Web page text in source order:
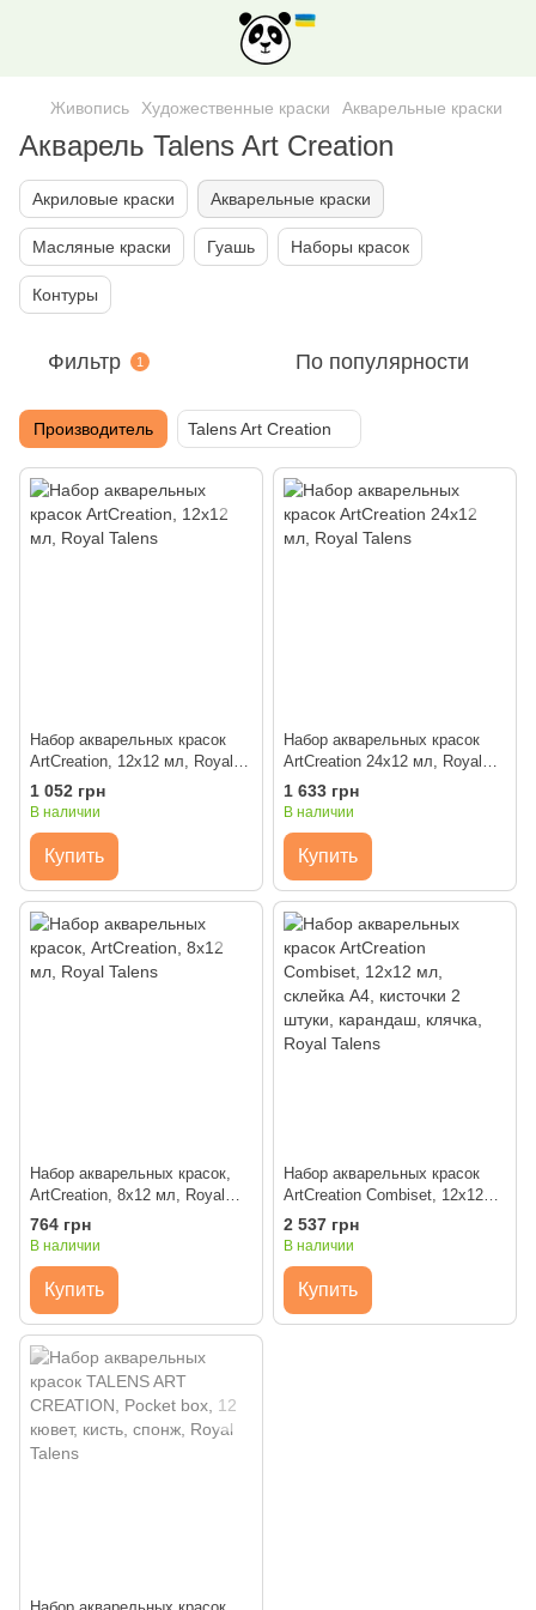
Живопись Художественные краски Акварельные краски
Акварель Talens Art Creation
Акриловые краски Акварельные краски
Масляные краски Гуашь Наборы красок
Контуры
Фильтр 1 По популярности
Производитель Talens Art Creation
Набор акварельных красок
ArtCreation, 12x12 мл, Royal
Talens
1 052 грн
В наличии
Купить
Набор акварельных красок
ArtCreation 24x12 мл, Royal
Talens
1 633 грн
В наличии
Купить
Набор акварельных красок,
ArtCreation, 8x12 мл, Royal
Talens
764 грн
В наличии
Купить
Набор акварельных красок
ArtCreation Combiset, 12x12
мл, склейка А4, кисточки 2
штуки, карандаш, клячка,
2 537 грн
В наличии
Купить